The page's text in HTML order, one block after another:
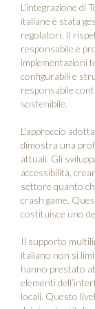
L’integrazione di
italiane è stata
regolatori. Il
responsabile e
implementazioni
configurabili e
responsabile
sostenibile.
L’approccio
dimostra una
attuali. Gli
accessibilità,
settore quanto
crash game.
costituisce uno
Il supporto
italiano non si
hanno prestato
elementi
locali. Questo